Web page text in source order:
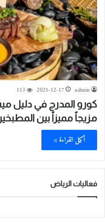
admin
2025-12-17
113
كورو المدرج في دليل
مزيجاً مميزاً بين
أكمل القراءة »
فعاليات الرياض